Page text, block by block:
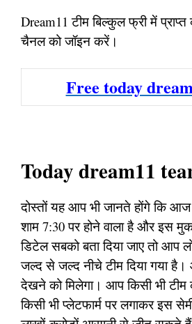
Dream11 टीम बिल्कुल फ्री में
चैनल को जॉइन करें।
Free today
Today dream11
दोस्तों यह आप भी जानते होंगे कि
शाम 7:30 पर होने वाला है और इस
डिटेल सबको बता दिया जाए तो आप
जल्द से जल्द नीचे टीम दिया गया है।
देखने को मिलेगा। आप किसी भी टीम
किसी भी प्लेटफार्म पर लगाकर इस